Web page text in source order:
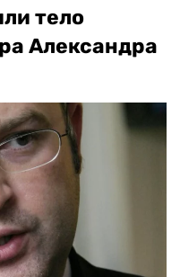
тело
Александра